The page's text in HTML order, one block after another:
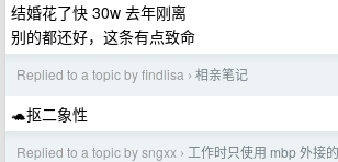
结婚花了快 30w 去年刚离
别的都还好，这条有点致命
Replied to a topic by findlisa › 相亲笔记
🐢抠二象性
Replied to a topic by sngxx › 工作时只使用 mbp 外接的